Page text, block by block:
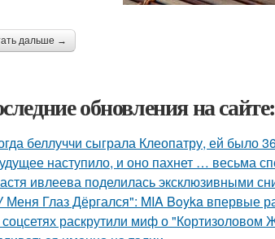
дальше →
обновления на сайте:
беллуччи сыграла Клеопатру, ей было
наступило, и оно пахнет … весьма
ивлеева поделилась эксклюзивными
Меня Глаз Дёргался": MIA Boyka впервые
раскрутили миф о "Кортизоловом